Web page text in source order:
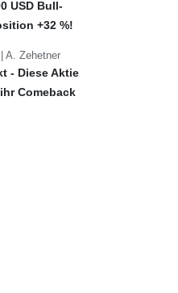
USD Bull-
+32 %!
A. Zehetner
- Diese Aktie
Comeback